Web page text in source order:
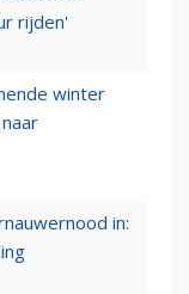
rijden'
winter
in: